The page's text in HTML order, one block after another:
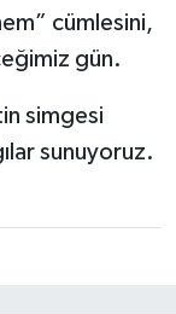
cümlesini,
gün.
simgesi
sunuyoruz.